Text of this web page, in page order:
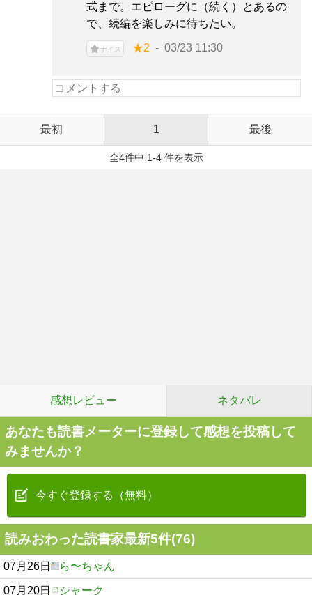
式まで。エピローグに（続く）とあるの
で、続編を楽しみに待ちたい。
ナイス ★2 03/23 11:30
最初 1 最後
全4件中 1-4 件を表示
感想レビュー ネタバレ
あなたも読書メーターに登録して感想を投稿して
みませんか？
今すぐ登録する（無料）
読みおわった読書家最新5件(76)
07月26日 ら〜ちゃん
07月20日 シャーク